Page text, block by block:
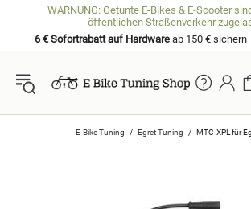
WARNUNG: Getunte E-Bikes & E-Scooter
öffentlichen Straßenverkehr
6 € Sofortrabatt auf Hardwareab 150 € sichern
E-Bike Tuning Egret Tuning MTC-XPL für